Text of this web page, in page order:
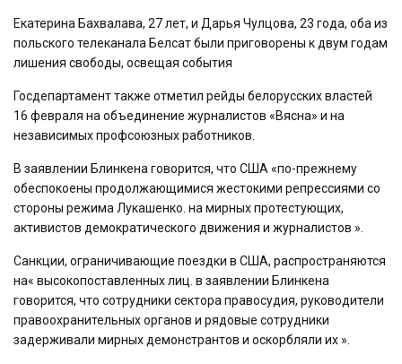
Екатерина Бахвалава, 27 лет, и Дарья Чулцова, 23 года, оба из
польского телеканала Белсат были приговорены к двум годам
лишения свободы, освещая события
Госдепартамент также отметил рейды белорусских властей
16 февраля на объединение журналистов «Вясна» и на
независимых профсоюзных работников.
В заявлении Блинкена говорится, что США «по-прежнему
обеспокоены продолжающимися жестокими репрессиями со
стороны режима Лукашенко. на мирных протестующих,
активистов демократического движения и журналистов ».
Санкции, ограничивающие поездки в США, распространяются
на« высокопоставленных лиц. в заявлении Блинкена
говорится, что сотрудники сектора правосудия, руководители
правоохранительных органов и рядовые сотрудники
задерживали мирных демонстрантов и оскорбляли их ».